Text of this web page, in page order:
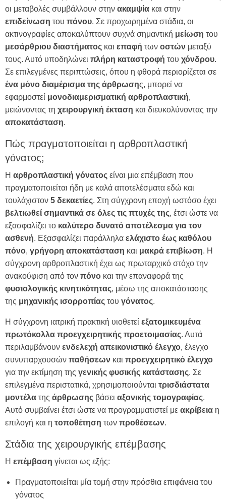
οι μεταβολές συμβάλλουν στην ακαμψία και στην
επιδείνωση του πόνου. Σε προχωρημένα στάδια, οι
ακτινογραφίες αποκαλύπτουν συχνά σημαντική μείωση του
μεσάρθριου διαστήματος και επαφή των οστών μεταξύ
τους. Αυτό υποδηλώνει πλήρη καταστροφή του χόνδρου.
Σε επιλεγμένες περιπτώσεις, όπου η φθορά περιορίζεται σε
ένα μόνο διαμέρισμα της άρθρωσης, μπορεί να
εφαρμοστεί μονοδιαμερισματική αρθροπλαστική,
μειώνοντας τη χειρουργική έκταση και διευκολύνοντας την
αποκατάσταση.
Πώς πραγματοποιείται η αρθροπλαστική
γόνατος;
Η αρθροπλαστική γόνατος είναι μια επέμβαση που
πραγματοποιείται ήδη με καλά αποτελέσματα εδώ και
τουλάχιστον 5 δεκαετίες. Στη σύγχρονη εποχή ωστόσο έχει
βελτιωθεί σημαντικά σε όλες τις πτυχές της, έτσι ώστε να
εξασφαλίζει το καλύτερο δυνατό αποτέλεσμα για τον
ασθενή. Εξασφαλίζει παράλληλα ελάχιστο έως καθόλου
πόνο, γρήγορη αποκατάσταση και μακρά επιβίωση. Η
σύγχρονη αρθροπλαστική έχει ως πρωταρχικό στόχο την
ανακούφιση από τον πόνο και την επαναφορά της
φυσιολογικής κινητικότητας, μέσω της αποκατάστασης
της μηχανικής ισορροπίας του γόνατος.
Η σύγχρονη ιατρική πρακτική υιοθετεί εξατομικευμένα
πρωτόκολλα προεγχειρητικής προετοιμασίας. Αυτά
περιλαμβάνουν ενδελεχή απεικονιστικό έλεγχο, έλεγχο
συνυπαρχουσών παθήσεων και προεγχειρητικό έλεγχο
για την εκτίμηση της γενικής φυσικής κατάστασης. Σε
επιλεγμένα περιστατικά, χρησιμοποιούνται τρισδιάστατα
μοντέλα της άρθρωσης βάσει αξονικής τομογραφίας.
Αυτό συμβαίνει έτσι ώστε να προγραμματιστεί με ακρίβεια η
επιλογή και η τοποθέτηση των προθέσεων.
Στάδια της χειρουργικής επέμβασης
Η επέμβαση γίνεται ως εξής:
Πραγματοποιείται μία τομή στην πρόσθια επιφάνεια του
γόνατος